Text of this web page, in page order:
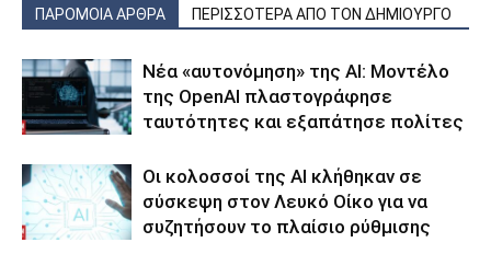
ΠΑΡΟΜΟΙΑ ΑΡΘΡΑ ΠΕΡΙΣΣΟΤΕΡΑ ΑΠΟ ΤΟΝ ΔΗΜΙΟΥΡΓΟ
Νέα «αυτονόμηση» της AI: Μοντέλο
της OpenAI πλαστογράφησε
ταυτότητες και εξαπάτησε πολίτες
Οι κολοσσοί της ΑΙ κλήθηκαν σε
σύσκεψη στον Λευκό Οίκο για να
συζητήσουν το πλαίσιο ρύθμισης